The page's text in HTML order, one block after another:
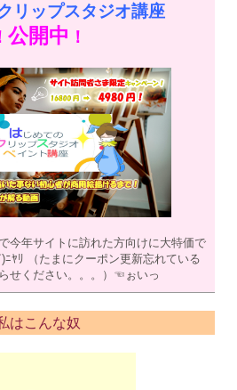
リップスタジオ講座
公開中 ！
今年サイトに訪れた方向けに大特価で
ﾆﾔﾘ （たまにクーポン更新忘れている
せください。。。）☜ぉいっ
はこんな奴